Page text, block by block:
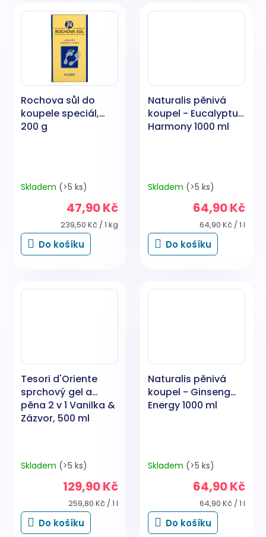
Rochova sůl do
koupele speciál,
200 g
Skladem (>5 ks)
47,90 Kč
Měrná
cena:
239,50 Kč / 1 kg
Do košíku
Naturalis pěnivá
koupel - Eucalyptus
Harmony 1000 ml
Skladem (>5 ks)
64,90 Kč
Měrná
cena:
64,90 Kč / 1 l
Do košíku
Tesori d'Oriente
sprchový gel a
pěna 2 v 1 Vanilka &
Zázvor, 500 ml
Skladem (>5 ks)
129,90 Kč
Měrná
cena:
259,80 Kč / 1 l
Do košíku
Naturalis pěnivá
koupel - Ginseng
Energy 1000 ml
Skladem (>5 ks)
64,90 Kč
Měrná
cena:
64,90 Kč / 1 l
Do košíku